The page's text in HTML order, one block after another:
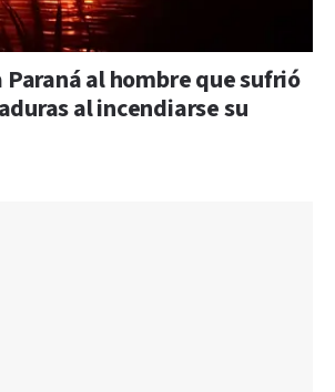
Paraná al hombre que sufrió
al incendiarse su